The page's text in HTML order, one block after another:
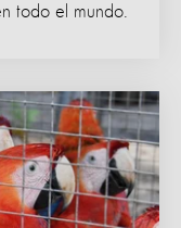
todo el mundo.